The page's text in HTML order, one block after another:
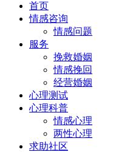
首页
情感咨询
情感问题
服务
挽救婚姻
情感挽回
经营婚姻
心理测试
心理科普
情感心理
两性心理
求助社区